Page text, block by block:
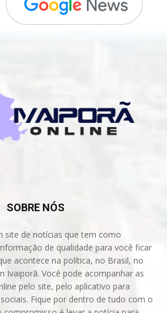
SOBRE NÓS
site de notícias que tem como
de qualidade para você ficar
acontece na política, no Brasil, no
Ivaiporã. Você pode acompanhar as
pelo site, pelo aplicativo para
Fique por dentro de tudo com o